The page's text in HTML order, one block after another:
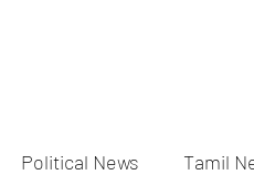
Political News Tamil